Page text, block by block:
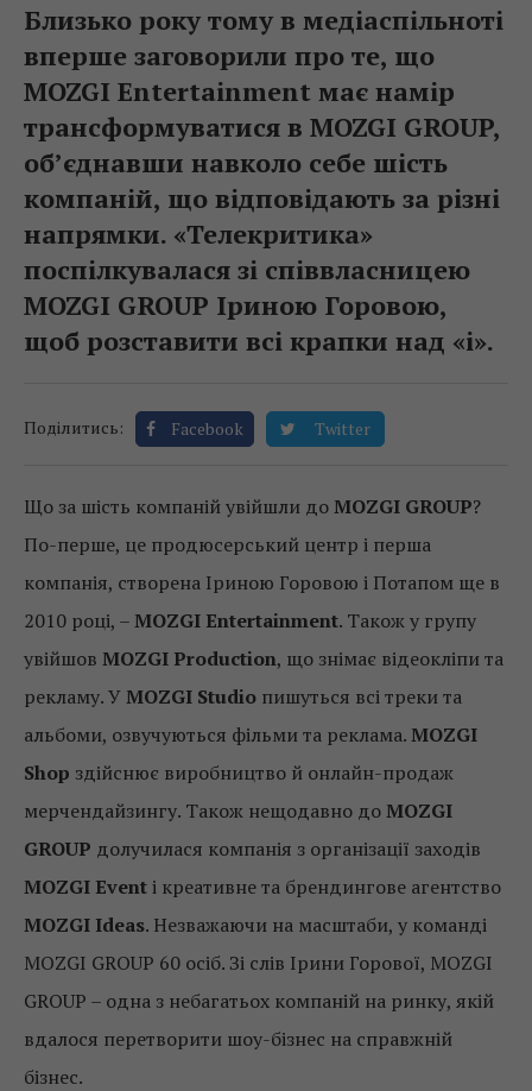
Близько року тому в медіаспільноті
вперше заговорили про те, що
MOZGI Entertainment має намір
трансформуватися в MOZGI GROUP,
об’єднавши навколо себе шість
компаній, що відповідають за різні
напрямки. «Телекритика»
поспілкувалася зі співвласницею
MOZGI GROUP Іриною Горовою,
щоб розставити всі крапки над «i».
Поділитись: Facebook Twitter
Що за шість компаній увійшли доMOZGI GROUP?
По-перше, це продюсерський центр і перша
компанія, створена Іриною Горовою і Потапом ще в
2010 році, –MOZGI Entertainment. Також у групу
увійшов MOZGI Production, що знімає відеокліпи та
рекламу. УMOZGI Studio пишуться всі треки та
альбоми, озвучуються фільми та реклама.MOZGI
Shop здійснює виробництво й онлайн-продаж
мерчендайзингу. Також нещодавно доMOZGI
GROUP долучилася компанія з організації заходів
MOZGI Eventі креативне та брендингове агентство
MOZGI Ideas. Незважаючи на масштаби, у команді
MOZGI GROUP 60 осіб. Зі слів Ірини Горової, MOZGI
GROUP – одна з небагатьох компаній на ринку, якій
вдалося перетворити шоу-бізнес на справжній
бізнес.